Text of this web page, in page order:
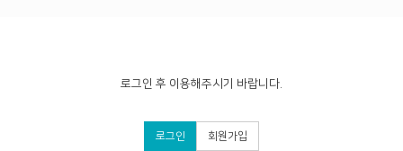
로그인 후 이용해주시기 바랍니다.
로그인 회원가입